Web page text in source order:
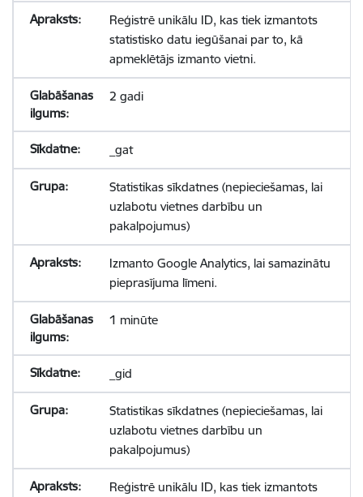
Reģistrē unikālu ID, kas tiek izmantots
statistisko datu iegūšanai par to, kā
apmeklētājs izmanto vietni.
2 gadi
_gat
Statistikas sīkdatnes (nepieciešamas, lai
uzlabotu vietnes darbību un
pakalpojumus)
Izmanto Google Analytics, lai samazinātu
pieprasījuma līmeni.
1 minūte
_gid
Statistikas sīkdatnes (nepieciešamas, lai
uzlabotu vietnes darbību un
pakalpojumus)
Reģistrē unikālu ID, kas tiek izmantots